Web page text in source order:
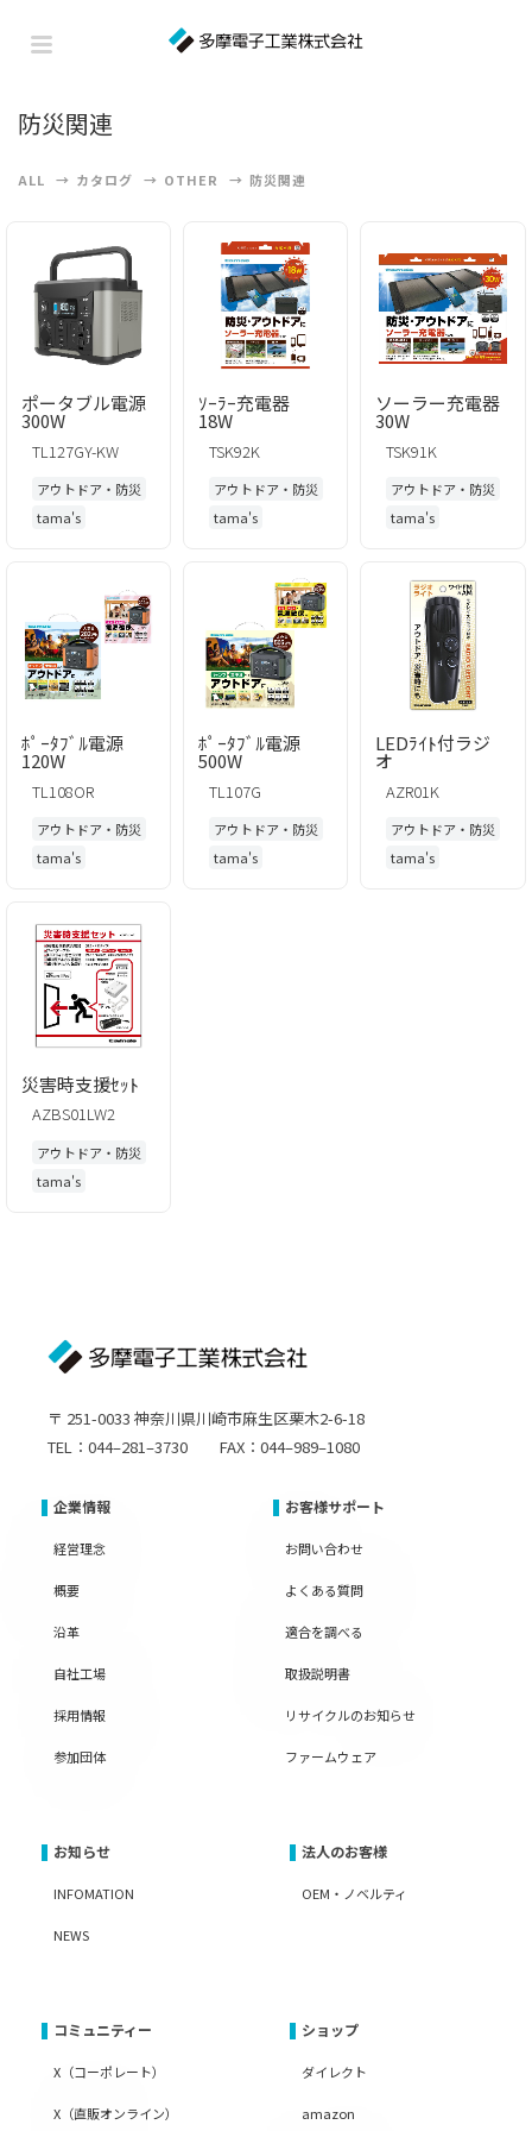
防災関連
ALL カタログ OTHER 防災関連
ポータブル電源
300W
TL127GY-KW
アウトドア・防災
tama's
ｿｰﾗｰ充電器
18W
TSK92K
アウトドア・防災
tama's
ソーラー充電器
30W
TSK91K
アウトドア・防災
tama's
ﾎﾟｰﾀﾌﾞﾙ電源
120W
TL108OR
アウトドア・防災
tama's
ﾎﾟｰﾀﾌﾞﾙ電源
500W
TL107G
アウトドア・防災
tama's
LEDﾗｲﾄ付ラジ
オ
AZR01K
アウトドア・防災
tama's
災害時支援ｾｯﾄ
AZBS01LW2
アウトドア・防災
tama's
〒 251-0033 神奈川県川崎市麻生区栗木2-6-18
TEL：044–281–3730 FAX：044–989–1080
企業情報
経営理念
概要
沿革
自社工場
採用情報
参加団体
お客様サポート
お問い合わせ
よくある質問
適合を調べる
取扱説明書
リサイクルのお知らせ
ファームウェア
お知らせ
INFOMATION
NEWS
法人のお客様
OEM・ノベルティ
コミュニティー
X（コーポレート）
X（直販オンライン）
ショップ
ダイレクト
amazon